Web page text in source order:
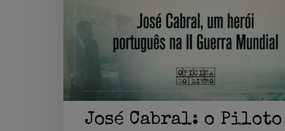
José Cabral: o Piloto